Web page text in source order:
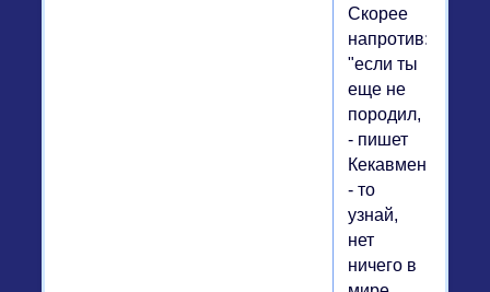
Скорее
напротив:
"если ты
еще не
породил,
- пишет
Кекавмен,
- то
узнай,
нет
ничего в